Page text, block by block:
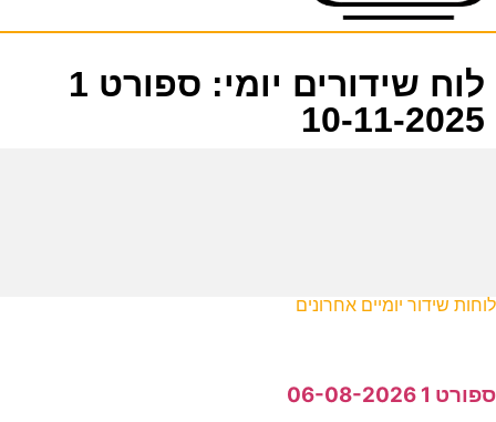
לוח שידורים יומי: ספורט 1
10-11-2025
לוחות שידור יומיים אחרונים
ספורט 1 06-08-2026